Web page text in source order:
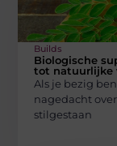
Builds
Biologische
tot natuurlijke
Als je bezig
nagedacht
stilgestaan